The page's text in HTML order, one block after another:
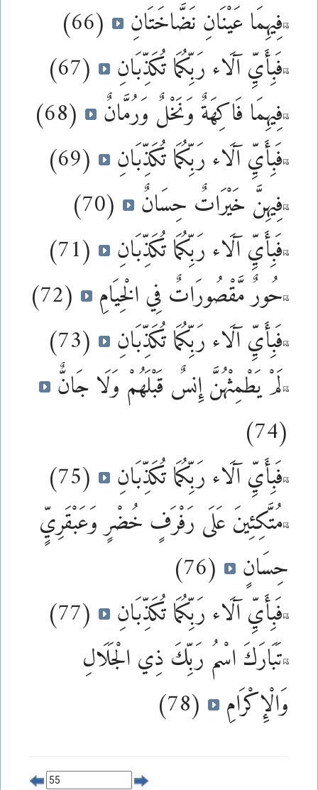
فِيهِمَا عَيْنَانِ نَضَّاخَتَانِ
(66)
فَبِأَيِّ آلَاء رَبِّكُمَا تُكَذِّبَانِ
(67)
فِيهِمَا فَاكِهَةٌ وَنَخْلٌ وَرُمَّانٌ
(68)
فَبِأَيِّ آلَاء رَبِّكُمَا تُكَذِّبَانِ
(69)
فِيهِنَّ خَيْرَاتٌ حِسَانٌ
(70)
فَبِأَيِّ آلَاء رَبِّكُمَا تُكَذِّبَانِ
(71)
حُورٌ مَّقْصُورَاتٌ فِي الْخِيَامِ
(72)
فَبِأَيِّ آلَاء رَبِّكُمَا تُكَذِّبَانِ
(73)
لَمْ يَطْمِثْهُنَّ إِنسٌ قَبْلَهُمْ وَلَا جَانٌّ
(74)
فَبِأَيِّ آلَاء رَبِّكُمَا تُكَذِّبَانِ
(75)
مُتَّكِئِينَ عَلَى رَفْرَفٍ خُضْرٍ وَعَبْقَرِيٍّ
حِسَانٍ
(76)
فَبِأَيِّ آلَاء رَبِّكُمَا تُكَذِّبَانِ
(77)
تَبَارَكَ اسْمُ رَبِّكَ ذِي الْجَلَالِ
وَالْإِكْرَامِ
(78)